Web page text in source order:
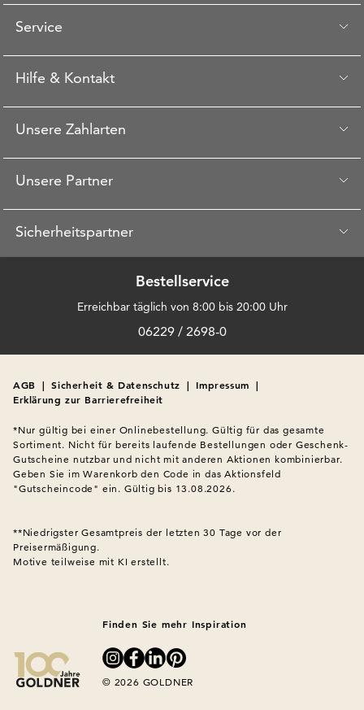
Service
Hilfe & Kontakt
Unsere Zahlarten
Unsere Partner
Sicherheitspartner
Bestellservice
Erreichbar täglich von 8:00 bis 20:00 Uhr
06229 / 2698-0
AGB | Sicherheit & Datenschutz | Impressum |
Erklärung zur Barrierefreiheit
*Nur gültig bei einer Onlinebestellung. Gültig für das gesamte
Sortiment. Nicht für bereits laufende Bestellungen oder Geschenk-
Gutscheine nutzbar und nicht mit anderen Aktionen kombinierbar.
Geben Sie im Warenkorb den Code in das Aktionsfeld
"Gutscheincode" ein. Gültig bis 13.08.2026.
**Niedrigster Gesamtpreis der letzten 30 Tage vor der
Preisermäßigung.
Motive teilweise mit KI erstellt.
Finden Sie mehr Inspiration
© 2026 GOLDNER